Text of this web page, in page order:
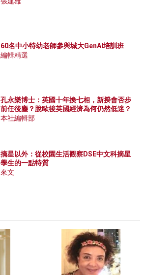
60名中小特幼老師參與城大GenAI培訓班
編輯精選
孔永樂博士：英國十年換七相，新揆會否步
前任後塵？脫歐後英國經濟為何仍然低迷？
本社編輯部
摘星以外：從校園生活觀察DSE中文科摘星
學生的一點特質
來文